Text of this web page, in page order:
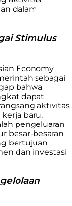
dalam
Stimulus
Economy
sebagai
bahwa
dapat
aktivitas
baru.
pengeluaran
besar-besaran
bertujuan
dan investasi